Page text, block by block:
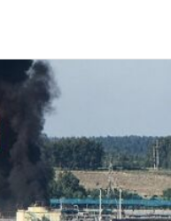
кола захисту
система
захисту від